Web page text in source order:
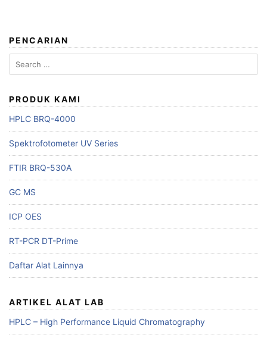
PENCARIAN
Search
for:
PRODUK KAMI
HPLC BRQ-4000
Spektrofotometer UV Series
FTIR BRQ-530A
GC MS
ICP OES
RT-PCR DT-Prime
Daftar Alat Lainnya
ARTIKEL ALAT LAB
HPLC – High Performance Liquid Chromatography